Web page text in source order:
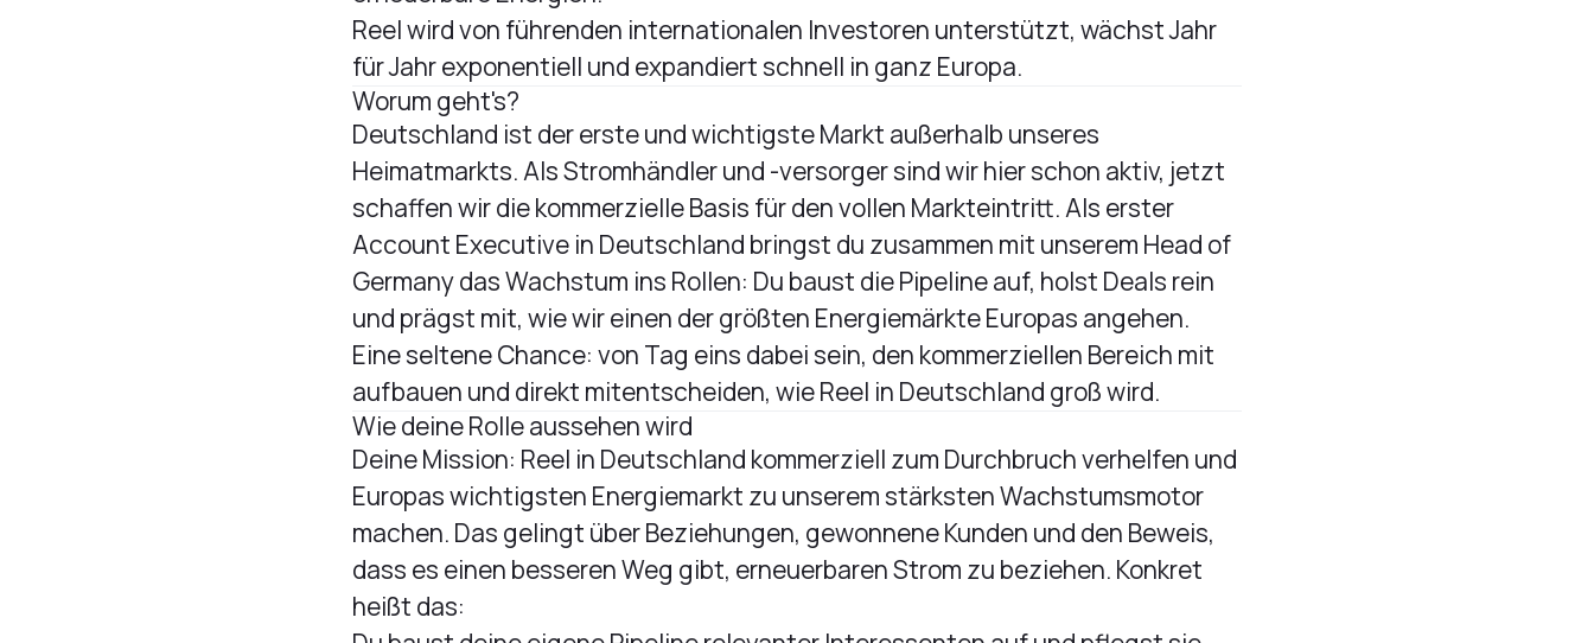
Reel wird von führenden internationalen Investoren unterstützt, wächst Jahr
für Jahr exponentiell und expandiert schnell in ganz Europa.
Worum geht's?
Deutschland ist der erste und wichtigste Markt außerhalb unseres
Heimatmarkts. Als Stromhändler und -versorger sind wir hier schon aktiv, jetzt
schaffen wir die kommerzielle Basis für den vollen Markteintritt. Als erster
Account Executive in Deutschland bringst du zusammen mit unserem Head of
Germany das Wachstum ins Rollen: Du baust die Pipeline auf, holst Deals rein
und prägst mit, wie wir einen der größten Energiemärkte Europas angehen.
Eine seltene Chance: von Tag eins dabei sein, den kommerziellen Bereich mit
aufbauen und direkt mitentscheiden, wie Reel in Deutschland groß wird.
Wie deine Rolle aussehen wird
Deine Mission: Reel in Deutschland kommerziell zum Durchbruch verhelfen und
Europas wichtigsten Energiemarkt zu unserem stärksten Wachstumsmotor
machen. Das gelingt über Beziehungen, gewonnene Kunden und den Beweis,
dass es einen besseren Weg gibt, erneuerbaren Strom zu beziehen. Konkret
heißt das: